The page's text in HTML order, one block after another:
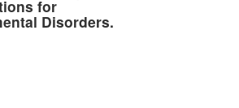
for
Disorders.